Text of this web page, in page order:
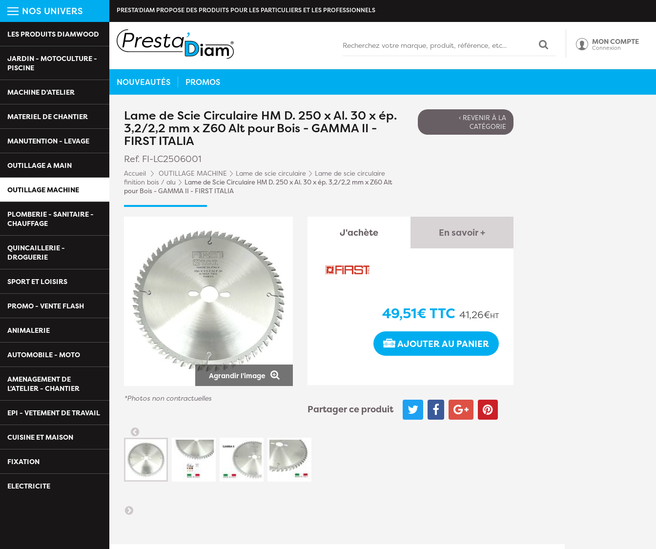
NOS UNIVERS
LES PRODUITS DIAMWOOD
JARDIN - MOTOCULTURE -
PISCINE
MACHINE D'ATELIER
MATERIEL DE CHANTIER
MANUTENTION - LEVAGE
OUTILLAGE A MAIN
OUTILLAGE MACHINE
PLOMBERIE - SANITAIRE -
CHAUFFAGE
QUINCAILLERIE -
DROGUERIE
SPORT ET LOISIRS
PROMO - VENTE FLASH
ANIMALERIE
AUTOMOBILE - MOTO
AMENAGEMENT DE
L'ATELIER - CHANTIER
EPI - VETEMENT DE TRAVAIL
CUISINE ET MAISON
FIXATION
ELECTRICITE
PRESTA'DIAM PROPOSE DES PRODUITS POUR LES PARTICULIERS ET LES PROFESSIONNELS
MON COMPTE
Connexion
NOUVEAUTÉS PROMOS
Lame de Scie Circulaire HM D. 250 x Al. 30 x ép.
3,2/2,2 mm x Z60 Alt pour Bois - GAMMA II -
FIRST ITALIA
Ref. FI-LC2506001
Accueil OUTILLAGE MACHINE Lame de scie circulaire
Lame de scie circulaire
finition bois / alu
Lame de Scie Circulaire HM D. 250 x Al. 30 x ép. 3,2/2,2 mm x Z60 Alt
pour Bois - GAMMA II - FIRST ITALIA
‹ REVENIR À LA
CATÉGORIE
Agrandir l'image
*Photos non contractuelles
J'achète En savoir +
49,51€TTC 41,26€HT
AJOUTER AU PANIER
Partager ce produit